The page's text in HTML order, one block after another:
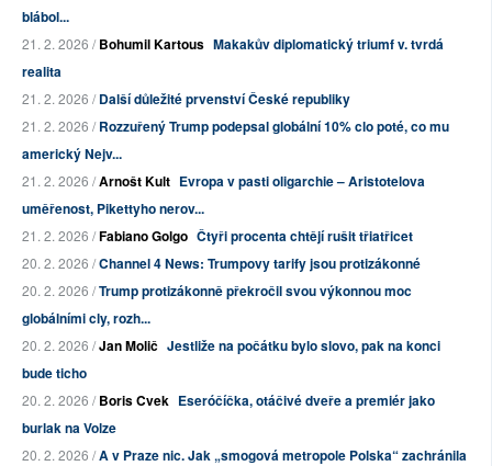
blábol...
21. 2. 2026 /Bohumil Kartous Makakův diplomatický triumf v. tvrdá
realita
21. 2. 2026 /Další důležité prvenství České republiky
21. 2. 2026 /Rozzuřený Trump podepsal globální 10% clo poté, co mu
americký Nejv...
21. 2. 2026 /Arnošt Kult Evropa v pasti oligarchie – Aristotelova
uměřenost, Pikettyho nerov...
21. 2. 2026 /Fabiano Golgo Čtyři procenta chtějí rušit třiatřicet
20. 2. 2026 /Channel 4 News: Trumpovy tarify jsou protizákonné
20. 2. 2026 /Trump protizákonně překročil svou výkonnou moc
globálními cly, rozh...
20. 2. 2026 /Jan Molič Jestliže na počátku bylo slovo, pak na konci
bude ticho
20. 2. 2026 /Boris Cvek Eseróčíčka, otáčivé dveře a premiér jako
burlak na Volze
20. 2. 2026 /A v Praze nic. Jak „smogová metropole Polska“ zachránila